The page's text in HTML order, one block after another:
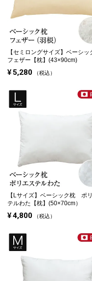
【セミロングサイズ】 ベーシ
フェザー【枕】(43×90cm)
¥5,280 税込
【Lサイズ】 ベーシック枕 ポ
テルわた【枕】(50×70cm）
¥4,800 税込